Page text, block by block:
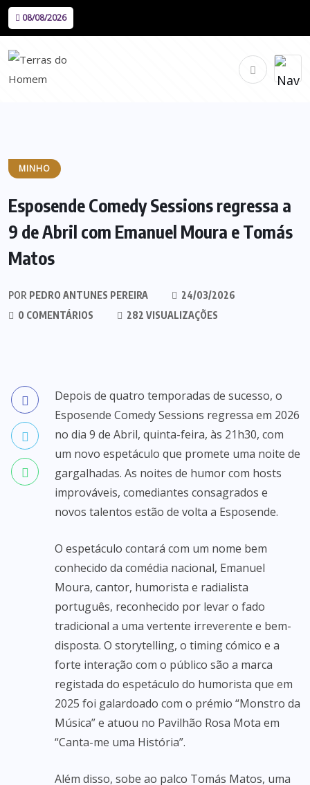
08/08/2026
MINHO
Esposende Comedy Sessions regressa a
9 de Abril com Emanuel Moura e Tomás
Matos
POR PEDRO ANTUNES PEREIRA
24/03/2026
0 COMENTÁRIOS
282 VISUALIZAÇÕES
Depois de quatro temporadas de sucesso, o
Esposende Comedy Sessions regressa em 2026
no dia 9 de Abril, quinta-feira, às 21h30, com
um novo espetáculo que promete uma noite de
gargalhadas. As noites de humor com hosts
improváveis, comediantes consagrados e
novos talentos estão de volta a Esposende.
O espetáculo contará com um nome bem
conhecido da comédia nacional, Emanuel
Moura, cantor, humorista e radialista
português, reconhecido por levar o fado
tradicional a uma vertente irreverente e bem-
disposta. O storytelling, o timing cómico e a
forte interação com o público são a marca
registada do espetáculo do humorista que em
2025 foi galardoado com o prémio “Monstro da
Música” e atuou no Pavilhão Rosa Mota em
“Canta-me uma História”.
Além disso, sobe ao palco Tomás Matos, uma